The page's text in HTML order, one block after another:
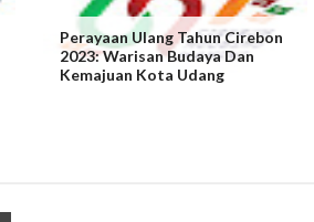
Perayaan Ulang Tahun Cirebon
2023: Warisan Budaya Dan
Kemajuan Kota Udang